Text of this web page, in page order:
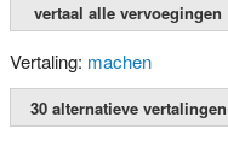
vertaal alle vervoegingen
Vertaling: machen
30 alternatieve vertalingen